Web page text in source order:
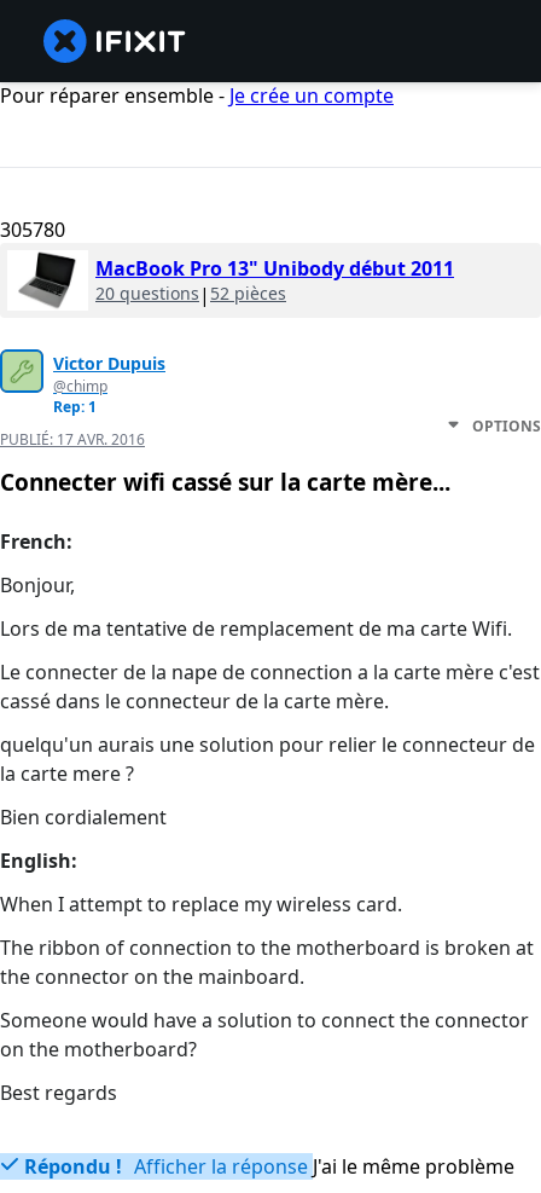
Pour réparer ensemble - Je crée un compte
305780
MacBook Pro 13" Unibody début 2011
20 questions | 52 pièces
Victor Dupuis
@chimp
Rep: 1
PUBLIÉ: 17 AVR. 2016
OPTIONS
Connecter wifi cassé sur la carte mère...
French:
Bonjour,
Lors de ma tentative de remplacement de ma carte Wifi.
Le connecter de la nape de connection a la carte mère c'est
cassé dans le connecteur de la carte mère.
quelqu'un aurais une solution pour relier le connecteur de
la carte mere ?
Bien cordialement
English:
When I attempt to replace my wireless card.
The ribbon of connection to the motherboard is broken at
the connector on the mainboard.
Someone would have a solution to connect the connector
on the motherboard?
Best regards
Répondu ! Afficher la réponse J'ai le même problème